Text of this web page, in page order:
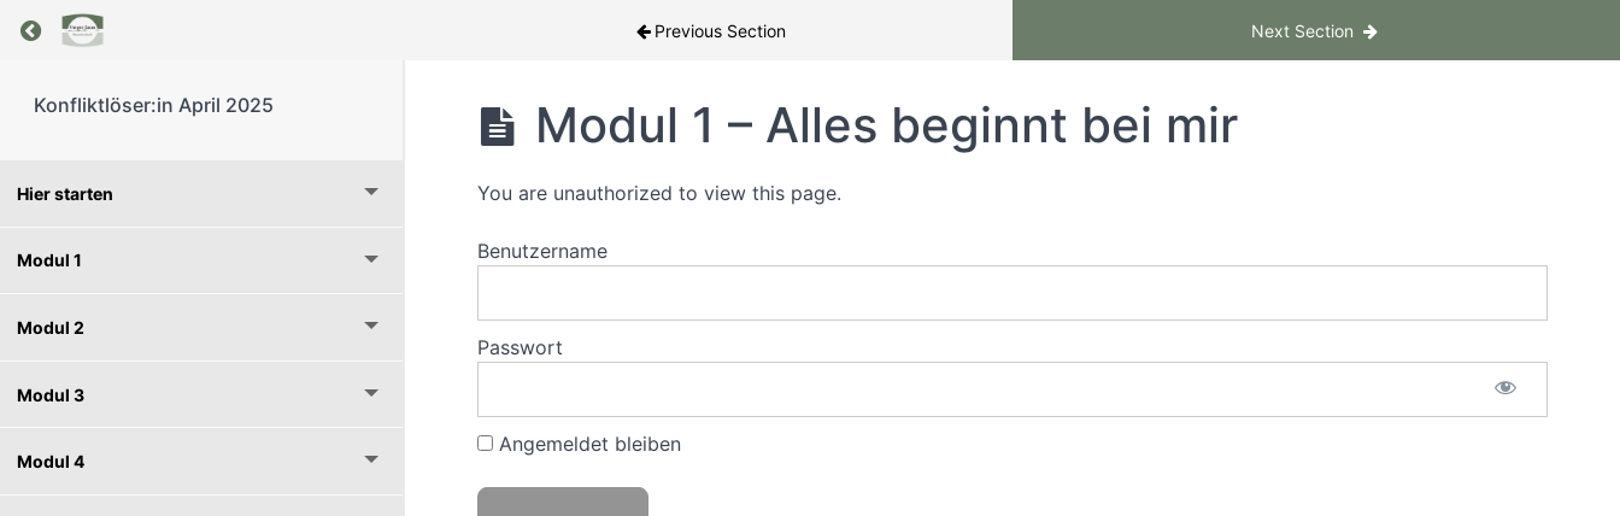
Return to course: Konfliktlöser:in April 2025 Previous Section Next Section
Konfliktlöser:in April 2025
Hier starten
Modul 1
Modul 2
Modul 3
Modul 4
Modul 1 – Alles beginnt bei mir
You are unauthorized to view this page.
Benutzername
Passwort
Angemeldet bleiben